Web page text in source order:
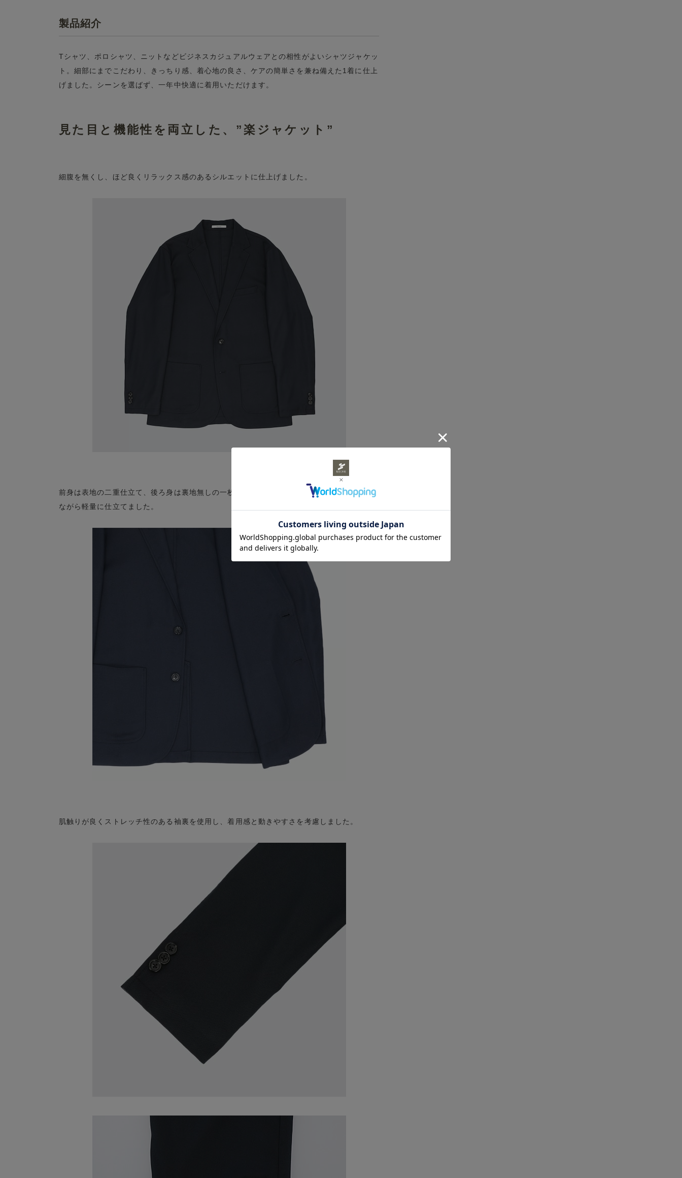
製品紹介
Tシャツ、ポロシャツ、ニットなどビジネスカジュアルウェアとの相性がよいシャツジャケッ
ト。細部にまでこだわり、きっちり感、着心地の良さ、ケアの簡単さを兼ね備えた1着に仕上
げました。シーンを選ばず、一年中快適に着用いただけます。
見た目と機能性を両立した、”楽ジャケット”
細腹を無くし、ほど良くリラックス感のあるシルエットに仕上げました。
前身は表地の二重仕立て、後ろ身は裏地無しの一枚仕立てにすることで、きっちり感があり
ながら軽量に仕立てました。
肌触りが良くストレッチ性のある袖裏を使用し、着用感と動きやすさを考慮しました。